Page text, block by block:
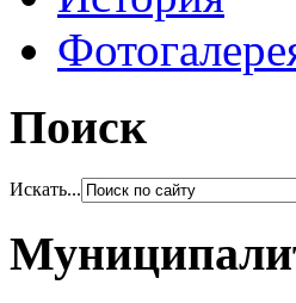
Поиск
Искать...